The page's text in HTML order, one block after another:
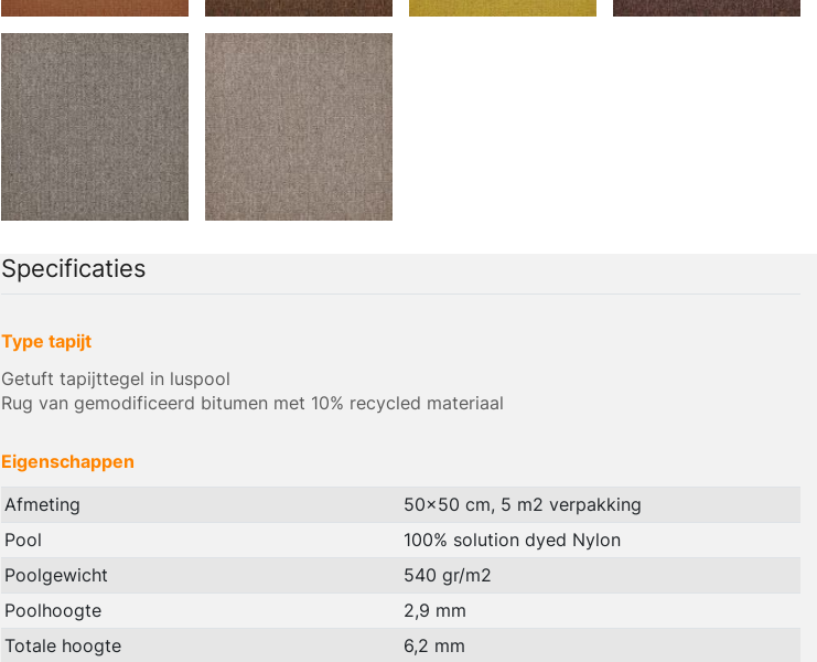
Specificaties
Type tapijt
Getuft tapijttegel in luspool
Rug van gemodificeerd bitumen met 10% recycled materiaal
Eigenschappen
Afmeting
50x50 cm, 5 m2 verpakking
Pool
100% solution dyed Nylon
Poolgewicht
540 gr/m2
Poolhoogte
2,9 mm
Totale hoogte
6,2 mm